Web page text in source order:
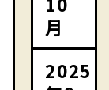
月
2025